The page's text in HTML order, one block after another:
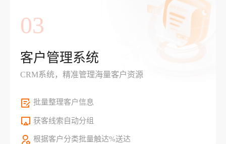
03
客户管理系统
CRM系统，精准管理海量客户资源
批量整理客户信息
获客线索自动分组
根据客户分类批量触达%送达